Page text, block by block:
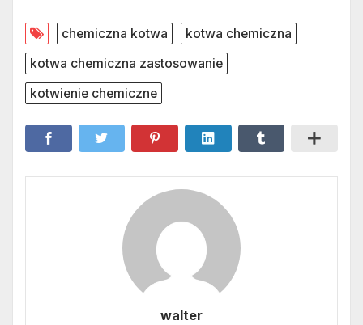
chemiczna kotwa
kotwa chemiczna
kotwa chemiczna zastosowanie
kotwienie chemiczne
walter